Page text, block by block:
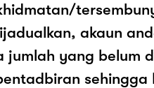
akaun
jumlah yang belum
sehingga